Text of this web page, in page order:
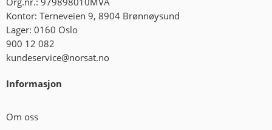
Kontor: Terneveien 9, 8904 Brønnøysund
Lager: 0160 Oslo
900 12 082
kundeservice@norsat.no
Informasjon
Om oss